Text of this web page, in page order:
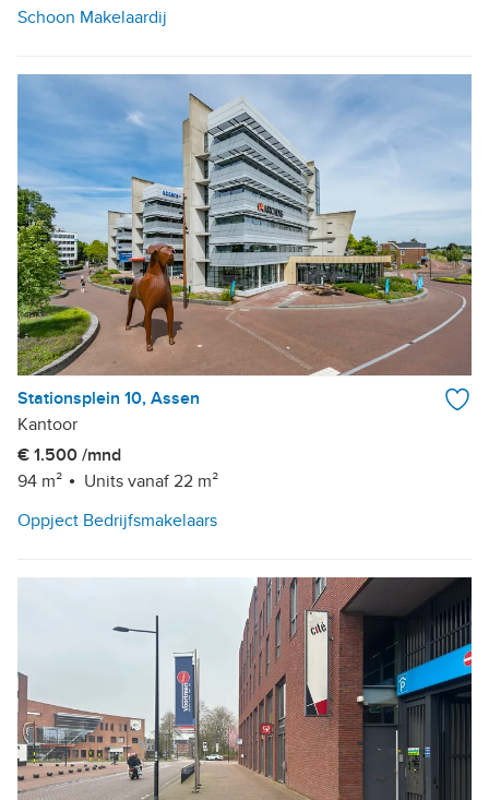
Schoon Makelaardij
Stationsplein 10, Assen
Kantoor
€ 1.500 /mnd
94 m²
Units vanaf 22 m²
Oppject Bedrijfsmakelaars